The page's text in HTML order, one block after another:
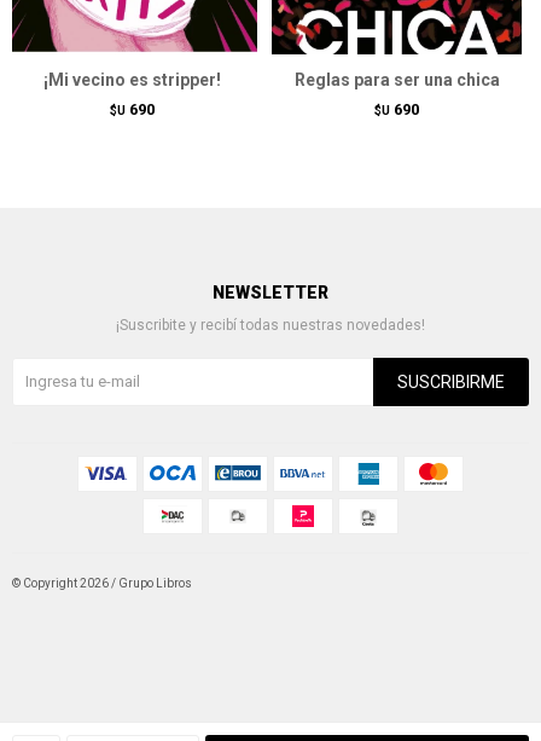
¡Mi vecino es stripper!
$U 690
Reglas para ser una chica
$U 690
NEWSLETTER
¡Suscribite y recibí todas nuestras novedades!
SUSCRIBIRME
© Copyright 2026 / Grupo Libros